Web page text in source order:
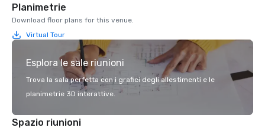
Planimetrie
Download floor plans for this venue.
Virtual Tour
Esplora le sale riunioni
Trova la sala perfetta con i grafici degli allestimenti e le
planimetrie 3D interattive.
Spazio riunioni